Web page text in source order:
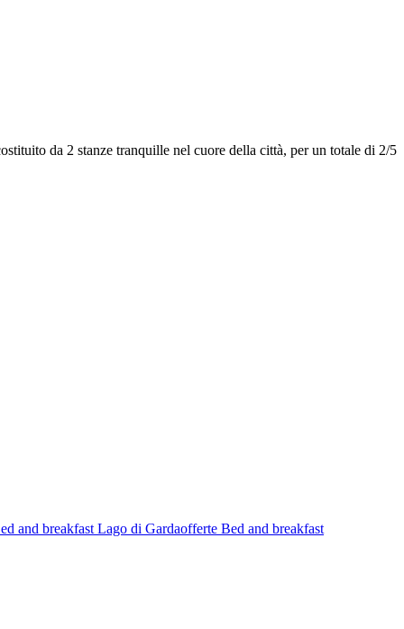
da 2 stanze tranquille nel cuore della città, per un totale di 2/5
and breakfast Lago di Gardaofferte Bed and breakfast